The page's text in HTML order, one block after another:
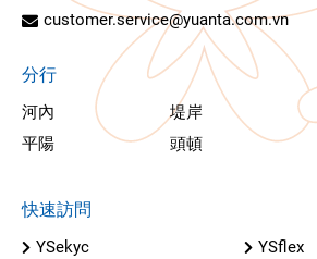
customer.service@yuanta.com.vn
分行
河內 堤岸
平陽
頭頓
快速訪問
YSekyc
YSflex